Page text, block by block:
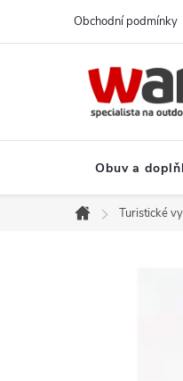
Obchodní podmínky
Obuv a
Domů
Turistické